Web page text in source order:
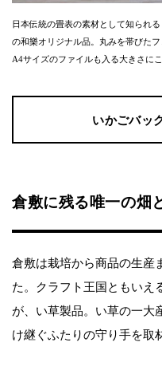
日本伝統の畳表の素材として知られ
の和樂オリジナル品。丸みを帯びた
A4サイズのファイルも入る大きさに
いかごバッ
倉敷に残る唯一の畑
倉敷は栽培から商品の生産
た。クラフト王国ともいえ
が、い草製品。い草の一大
け継ぐふたりの守り手を取